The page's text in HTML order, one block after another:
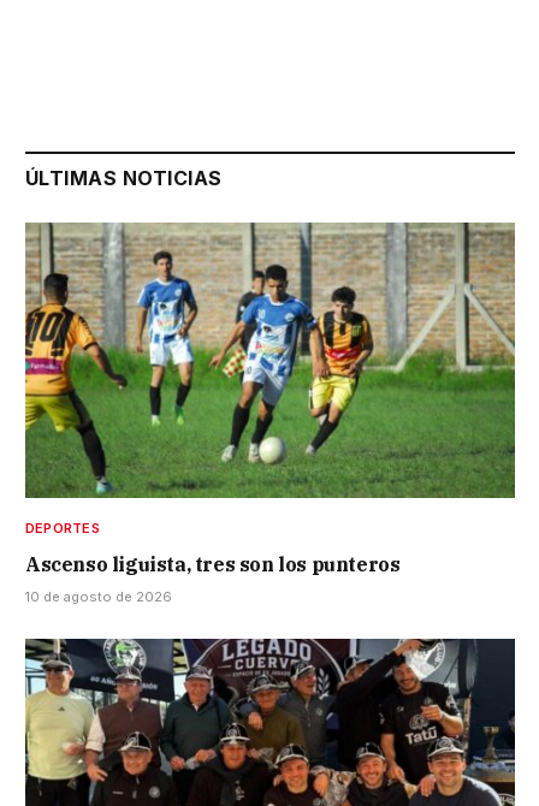
ÚLTIMAS NOTICIAS
DEPORTES
Ascenso liguista, tres son los punteros
10 de agosto de 2026